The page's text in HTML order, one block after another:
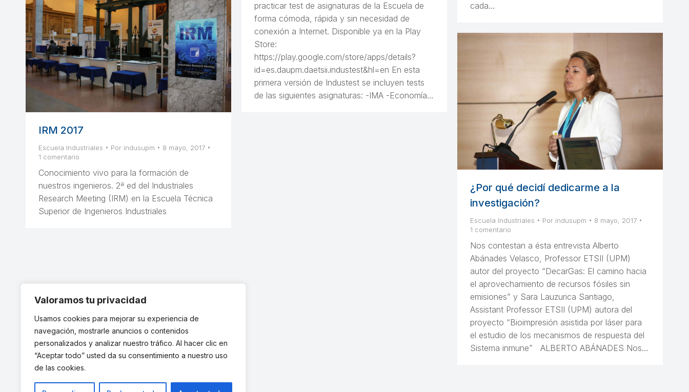
Valoramos tu privacidad
Usamos cookies para mejorar su experiencia de
navegación, mostrarle anuncios o contenidos
personalizados y analizar nuestro tráfico. Al hacer clic en
“Aceptar todo” usted da su consentimiento a nuestro uso
de las cookies.
practicar test de asignaturas de la Escuela de
forma cómoda, rápida y sin necesidad de
conexión a Internet. Disponible ya en la Play
Store:
https://play.google.com/store/apps/details?
id=es.daupm.daetsii.industest&hl=en En esta
primera versión de Industest se incluyen tests
de las siguientes asignaturas: -IMA -Economía…
cada…
IRM 2017
Escuela Industriales Por indusupm
8 mayo, 2017
1 comentario
Conocimiento vivo para la formación de
nuestros ingenieros. 2ª ed del Industriales
Research Meeting (IRM) en la Escuela Técnica
Superior de Ingenieros Industriales
¿Por qué decidí dedicarme a la
investigación?
Escuela Industriales Por indusupm
8 mayo, 2017
1 comentario
Nos contestan a ésta entrevista Alberto
Abánades Velasco, Professor ETSII (UPM)
autor del proyecto “DecarGas: El camino hacia
el aprovechamiento de recursos fósiles sin
emisiones” y Sara Lauzurica Santiago,
Assistant Professor ETSII (UPM) autora del
proyecto “Bioimpresión asistida por láser para
el estudio de los mecanismos de respuesta del
Sistema inmune” ALBERTO ABÁNADES Nos…